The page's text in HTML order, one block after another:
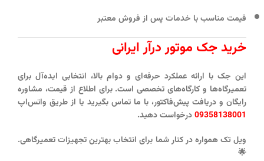
قیمت مناسب با خدمات پس از فروش معتبر
خرید جک موتور درآر ایرانی
این جک با ارائه عملکرد حرفه‌ای و دوام بالا، انتخابی ایده‌آل برای
تعمیرگاه‌ها و کارگاه‌های تخصصی است. برای اطلاع از قیمت، مشاوره
رایگان و دریافت پیش‌فاکتور، با ما تماس بگیرید یا از طریق واتس‌اپ
09358138001درخواست دهید.
ویل تک همواره در کنار شما برای انتخاب بهترین تجهیزات تعمیرگاهی.
🌟